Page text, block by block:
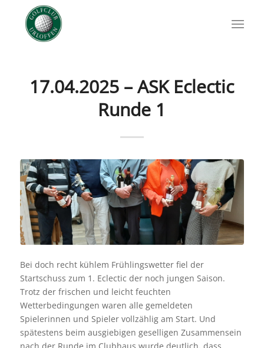
17.04.2025 – ASK Eclectic
Runde 1
Bei doch recht kühlem Frühlingswetter fiel der
Startschuss zum 1. Eclectic der noch jungen Saison.
Trotz der frischen und leicht feuchten
Wetterbedingungen waren alle gemeldeten
Spielerinnen und Spieler vollzählig am Start. Und
spätestens beim ausgiebigen geselligen Zusammensein
nach der Runde im Clubhaus wurde deutlich, dass